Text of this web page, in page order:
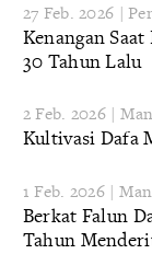
27 Feb. 2026 |
Kenangan
30 Tahun Lalu
2 Feb. 2026 |
Kultivasi Dafa
1 Feb. 2026 |
Berkat Falun
Tahun